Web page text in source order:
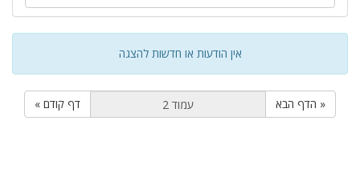
אין הודעות או חדשות להצגה
« דף קודם הדף הבא »